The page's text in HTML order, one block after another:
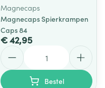
Magnecaps
Magnecaps Spierkrampen
Caps 84
€ 42,95
Bestel